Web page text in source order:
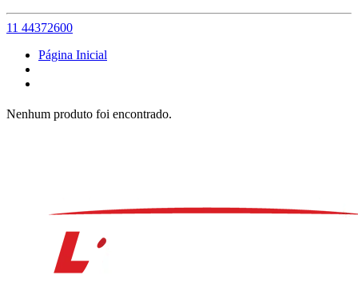
11 44372600
Página Inicial
Nenhum produto foi encontrado.